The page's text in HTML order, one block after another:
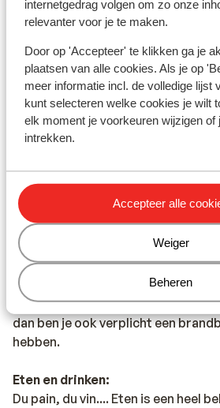
internetgedrag volgen om zo onze
relevanter voor je te maken.
Door op 'Accepteer' te klikken ga je
plaatsen van alle cookies. Als je op
meer informatie incl. de volledige lijst
kunt selecteren welke cookies je wilt
elk moment je voorkeuren wijzigen of
intrekken.
Accepteer alle
Weiger
Beheren
gevallen ook een milieusticker
langs de weg te krijgen, maar
De Franse politie adviseert het
de bevestiging uit te printen en
vignet niet tijdig per post wordt
bestelformulier is via deze
https://www.certificat-
ext/cgu
* In Frankrijk is het verplicht te
auto te hebben:
Gevarendriehoek en
strepen. De bestuurder dient deze
verlaten van de auto langs de weg
kom bij pech of ongeval.
koop bij de ANWB) en wanneer je
dan ben je ook verplicht een
hebben.
Eten en drinken:
Du pain, du vin.... Eten is een heel